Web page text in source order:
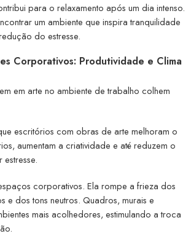
para o relaxamento após um dia intenso.
um ambiente que inspira tranquilidade
do estresse.
Corporativos: Produtividade e Clima
em arte no ambiente de trabalho colhem
escritórios com obras de arte melhoram o
aumentam a criatividade e até reduzem o
corporativos. Ela rompe a frieza dos
e dos tons neutros. Quadros, murais e
mais acolhedores, estimulando a troca